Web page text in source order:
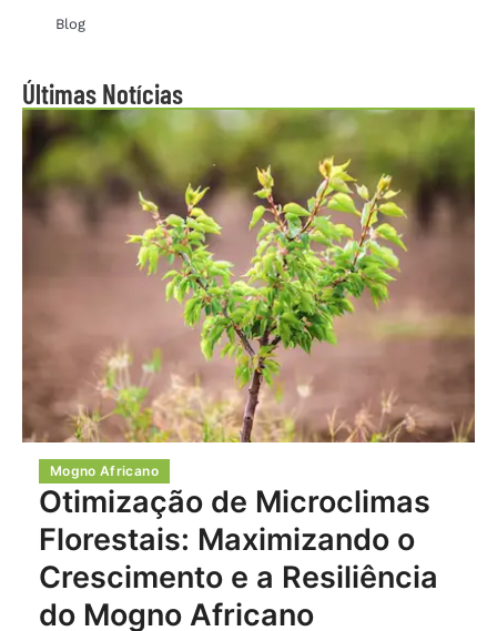
Blog
Últimas Notícias
Mogno Africano
Otimização de Microclimas
Florestais: Maximizando o
Crescimento e a Resiliência
do Mogno Africano